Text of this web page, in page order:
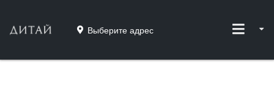
Выберите адрес